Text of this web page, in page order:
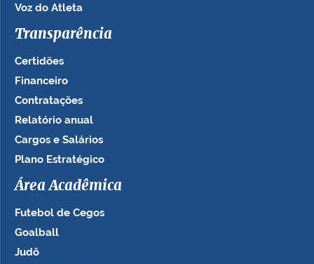
Voz do Atleta
Transparência
Certidões
Financeiro
Contratações
Relatório anual
Cargos e Salários
Plano Estratégico
Área Acadêmica
Futebol de Cegos
Goalball
Judô